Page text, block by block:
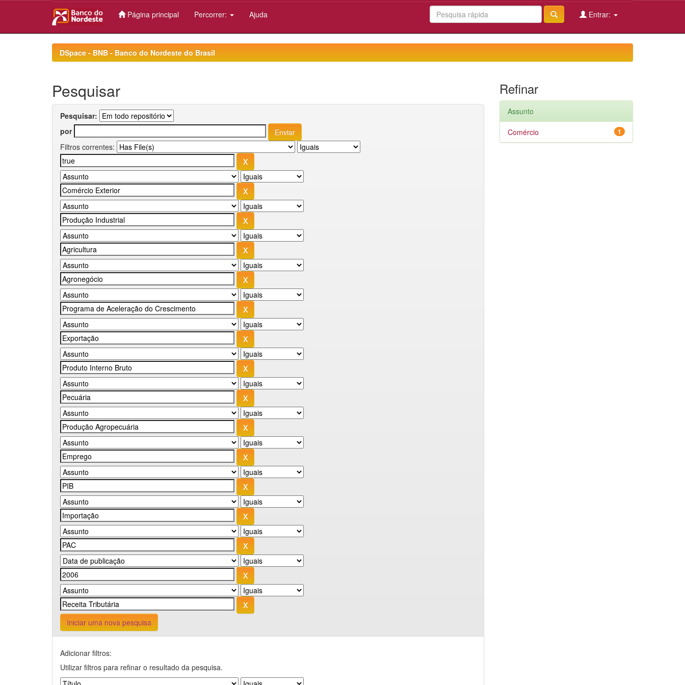
Página principal Percorrer: Ajuda Entrar:
DSpace - BNB - Banco do Nordeste do Brasil
Pesquisar
Pesquisar:
por
Filtros correntes:
Iniciar uma nova pesquisa
Adicionar filtros:
Utilizar filtros para refinar o resultado da pesquisa.
Refinar
Assunto
1
Comércio